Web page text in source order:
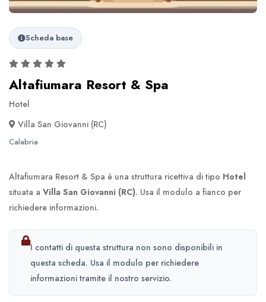
Scheda base
Altafiumara Resort & Spa
Hotel
Villa San Giovanni (RC)
Calabria
Altafiumara Resort & Spa è una struttura ricettiva di tipo Hotel
situata a Villa San Giovanni (RC). Usa il modulo a fianco per
richiedere informazioni.
I contatti di questa struttura non sono disponibili in
questa scheda. Usa il modulo per richiedere
informazioni tramite il nostro servizio.